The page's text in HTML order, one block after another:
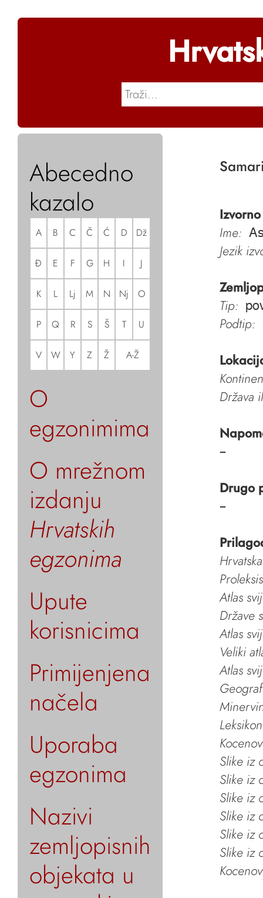
Abecedno
kazalo
A B C Č Ć D Dž
Đ E F G H I J
K L Lj M N Nj O
P Q R S Š T U
V W Y Z Ž A-Ž
O
egzonimima
O mrežnom
izdanju
Hrvatskih
egzonima
Upute
korisnicima
Primijenjena
načela
Uporaba
egzonima
Nazivi
zemljopisnih
objekata u
Ime:
Jezik
Tip:
Podtip:
Država
–
Drugo
–
Atlas
Države
Atlas
Veliki
Atlas
Slike iz
Slike iz
Slike iz
Slike iz
Slike iz
Slike iz